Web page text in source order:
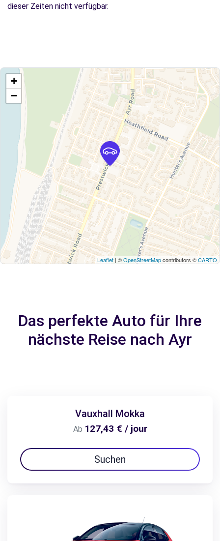
dieser Zeiten nicht verfügbar.
+
−
Leaflet | ©OpenStreetMapcontributors ©CARTO
Das perfekte Auto für Ihre
nächste Reise nach Ayr
Vauxhall Mokka
Ab 127,43 € / jour
Suchen